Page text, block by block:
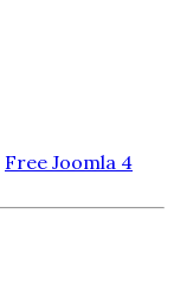
Free Joomla 4